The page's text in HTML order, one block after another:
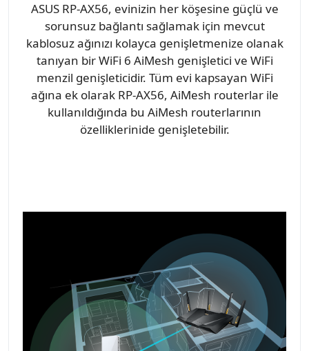
ASUS RP-AX56, evinizin her köşesine güçlü ve
sorunsuz bağlantı sağlamak için mevcut
kablosuz ağınızı kolayca genişletmenize olanak
tanıyan bir WiFi 6 AiMesh genişletici ve WiFi
menzil genişleticidir. Tüm evi kapsayan WiFi
ağına ek olarak RP-AX56, AiMesh routerlar ile
kullanıldığında bu AiMesh routerlarının
özelliklerinide genişletebilir.